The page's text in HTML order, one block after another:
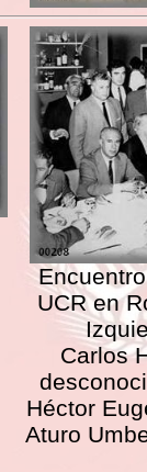
UCR en
Carlos
Héctor
Aturo